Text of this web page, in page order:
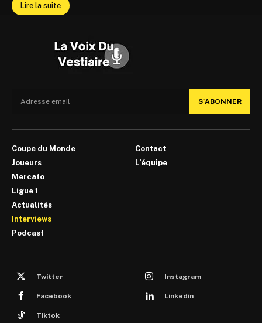
Lire la suite
S'ABONNER
Coupe du Monde
Joueurs
Mercato
Ligue 1
Actualités
Interviews
Podcast
Contact
L’équipe
Twitter Instagram
Facebook Linkedin
Tiktok